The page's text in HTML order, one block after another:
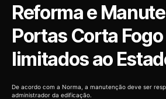
Reforma e
Portas Corta
limitados ao
De acordo com a Norma, a manutenção deve ser
administrador da edificação.